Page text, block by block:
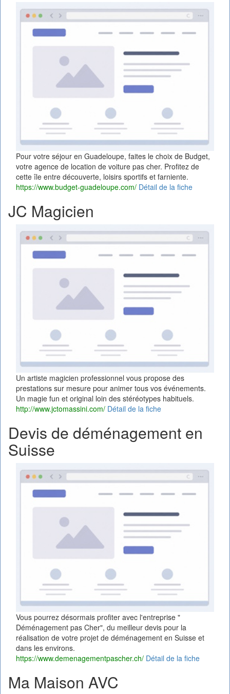
Pour votre séjour en Guadeloupe, faites le choix de Budget,
votre agence de location de voiture pas cher. Profitez de
cette île entre découverte, loisirs sportifs et farniente.
https://www.budget-guadeloupe.com/ Détail de la fiche
JC Magicien
Un artiste magicien professionnel vous propose des
prestations sur mesure pour animer tous vos événements.
Un magie fun et original loin des stéréotypes habituels.
http://www.jctomassini.com/ Détail de la fiche
Devis de déménagement en
Suisse
Vous pourrez désormais profiter avec l'entreprise "
Déménagement pas Cher", du meilleur devis pour la
réalisation de votre projet de déménagement en Suisse et
dans les environs.
https://www.demenagementpascher.ch/ Détail de la fiche
Ma Maison AVC